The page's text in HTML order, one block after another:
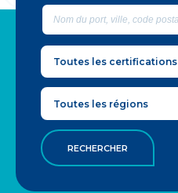
Nom
du
port,
ville,
code
postal
Toutes les certifications
Toutes les régions